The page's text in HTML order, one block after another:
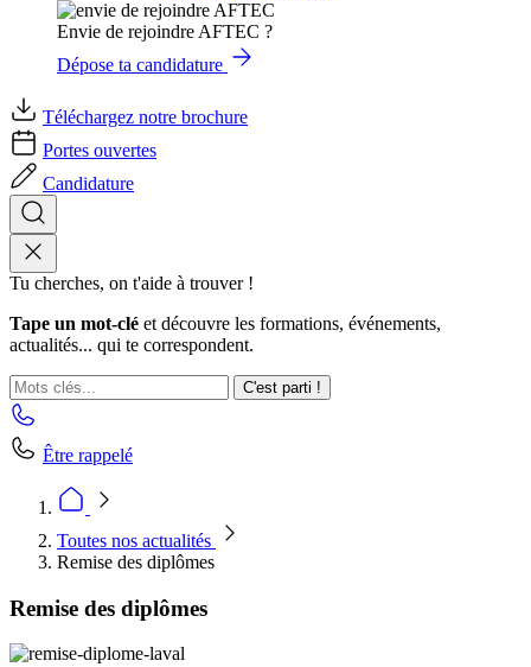
Envie de rejoindre AFTEC ?
Dépose ta candidature
Téléchargez notre brochure
Portes ouvertes
Candidature
Tu cherches, on t'aide à trouver !
Tape un mot-clé et découvre les formations, événements,
actualités... qui te correspondent.
C'est parti !
Être rappelé
Toutes nos actualités
Remise des diplômes
Remise des diplômes